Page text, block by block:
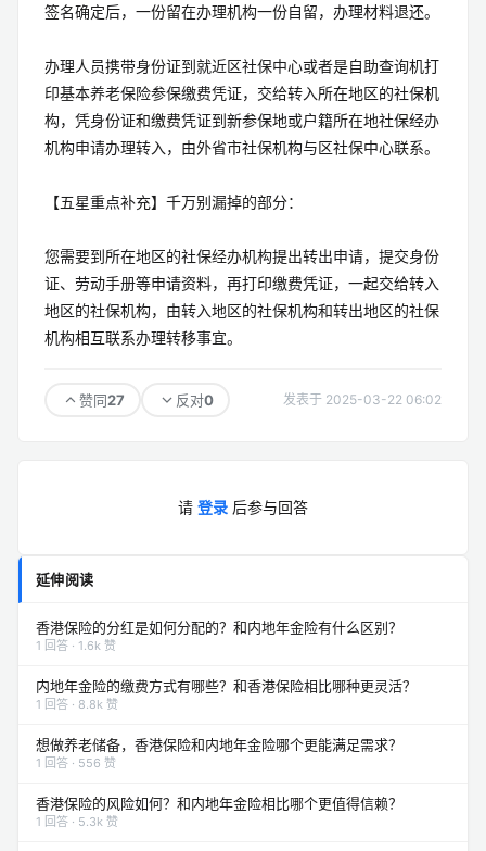
签名确定后，一份留在办理机构一份自留，办理材料退还。
办理人员携带身份证到就近区社保中心或者是自助查询机打
印基本养老保险参保缴费凭证，交给转入所在地区的社保机
构，凭身份证和缴费凭证到新参保地或户籍所在地社保经办
机构申请办理转入，由外省市社保机构与区社保中心联系。
【五星重点补充】千万别漏掉的部分：
您需要到所在地区的社保经办机构提出转出申请，提交身份
证、劳动手册等申请资料，再打印缴费凭证，一起交给转入
地区的社保机构，由转入地区的社保机构和转出地区的社保
机构相互联系办理转移事宜。
赞同27 反对0 发表于 2025-03-22 06:02
请 登录 后参与回答
延伸阅读
香港保险的分红是如何分配的？和内地年金险有什么区别？
1 回答 · 1.6k 赞
内地年金险的缴费方式有哪些？和香港保险相比哪种更灵活？
1 回答 · 8.8k 赞
想做养老储备，香港保险和内地年金险哪个更能满足需求？
1 回答 · 556 赞
香港保险的风险如何？和内地年金险相比哪个更值得信赖？
1 回答 · 5.3k 赞